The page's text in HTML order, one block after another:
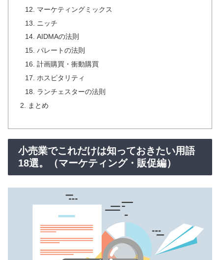
マーケティングミックス
ニッチ
AIDMAの法則
パレートの法則
計画購買・衝動購買
ホスピタリティ
ランチェスターの法則
まとめ
小売業でこれだけは知っておきたい用語
18選。（マーケティング・販促編）